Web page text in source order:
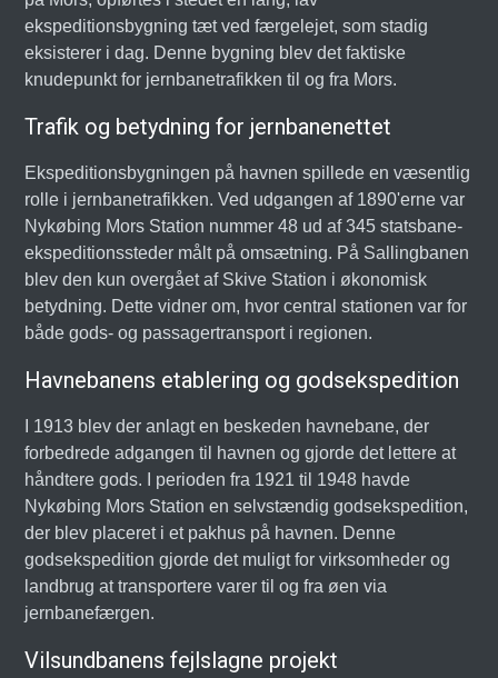
ekspeditionsbygning tæt ved færgelejet, som stadig
eksisterer i dag. Denne bygning blev det faktiske
knudepunkt for jernbanetrafikken til og fra Mors.
Trafik og betydning for jernbanenettet
Ekspeditionsbygningen på havnen spillede en væsentlig
rolle i jernbanetrafikken. Ved udgangen af 1890'erne var
Nykøbing Mors Station nummer 48 ud af 345 statsbane-
ekspeditionssteder målt på omsætning. På Sallingbanen
blev den kun overgået af Skive Station i økonomisk
betydning. Dette vidner om, hvor central stationen var for
både gods- og passagertransport i regionen.
Havnebanens etablering og godsekspedition
I 1913 blev der anlagt en beskeden havnebane, der
forbedrede adgangen til havnen og gjorde det lettere at
håndtere gods. I perioden fra 1921 til 1948 havde
Nykøbing Mors Station en selvstændig godsekspedition,
der blev placeret i et pakhus på havnen. Denne
godsekspedition gjorde det muligt for virksomheder og
landbrug at transportere varer til og fra øen via
jernbanefærgen.
Vilsundbanens fejlslagne projekt